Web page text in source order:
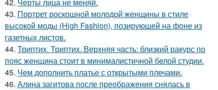
43. Портрет роскошной молодой женщины в стиле
высокой моды (High Fashion), позирующей на фоне из
газетных листов.
44. Триптих. Триптих. Верхняя часть: близкий ракурс по
пояс женщина стоит в минималистичной белой студии.
45. Чем дополнить платье с открытыми плечами.
46. Алина загитова после преображения снялась в